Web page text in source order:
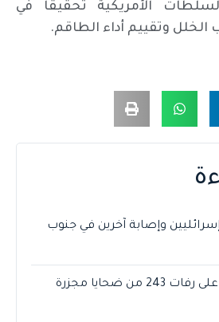
الأمريكية تحقيقاً في
الخلل وتقييم أداء الطاقم.
وإصابة آخرين في جنوب
بولندا : العثور على رفات 243 من ضحايا مجزرة